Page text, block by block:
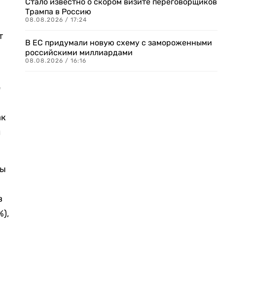
Трампа в Россию
08.08.2026 / 17:24
В ЕС придумали новую схему с замороженными
российскими миллиардами
08.08.2026 / 16:16